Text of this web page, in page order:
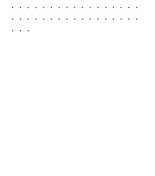
・・・・・・・・・・・・・・・・・
・・・・・・・・・・・・・・・・・
・・・